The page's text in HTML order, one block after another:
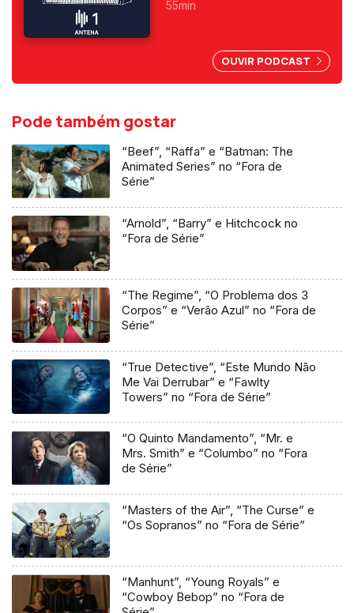
Rita Camarneiro em estúdio e
Cardoso, Nuno Markl e Carina
55min
OUVIR PODCAST
Pode também gostar
“Beef”, “Raffa” e “Batman: The
Animated Series” no “Fora de
Série”
“Arnold”, “Barry” e Hitchcock no
“Fora de Série”
“The Regime”, “O Problema dos 3
Corpos” e “Verão Azul” no “Fora de
Série”
“True Detective”, “Este Mundo Não
Me Vai Derrubar” e “Fawlty
Towers” no “Fora de Série”
“O Quinto Mandamento”, “Mr. e
Mrs. Smith” e “Columbo” no “Fora
de Série”
“Masters of the Air”, “The Curse” e
“Os Sopranos” no “Fora de Série”
“Manhunt”, “Young Royals” e
“Cowboy Bebop” no “Fora de